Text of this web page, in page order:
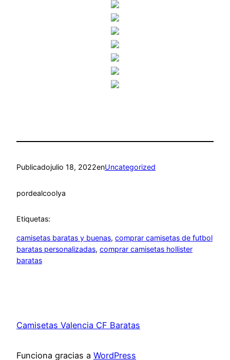
Publicadojulio 18, 2022enUncategorized
pordealcoolya
Etiquetas:
camisetas baratas y buenas, comprar camisetas de futbol
baratas personalizadas, comprar camisetas hollister
baratas
Camisetas Valencia CF Baratas
Funciona gracias a WordPress